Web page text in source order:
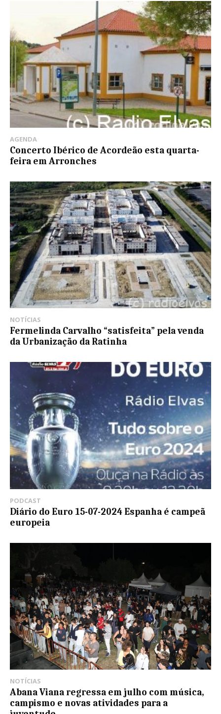
AGENDA
Concerto Ibérico de Acordeão esta quarta-
feira em Arronches
NOTÍCIAS
Fermelinda Carvalho “satisfeita” pela venda
da Urbanização da Ratinha
PODCAST
Diário do Euro 15-07-2024 Espanha é campeã
europeia
NOTÍCIAS
Abana Viana regressa em julho com música,
campismo e novas atividades para a